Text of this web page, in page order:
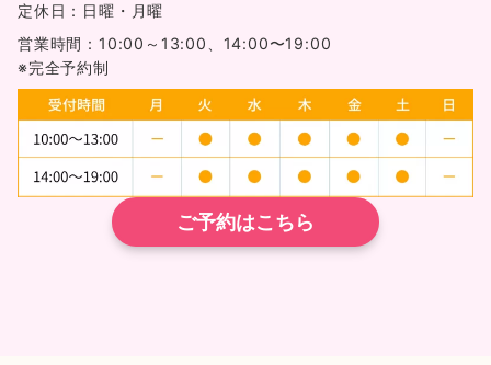
定休日：日曜・月曜
営業時間：10:00～13:00、14:00〜19:00
※完全予約制
ご予約はこちら